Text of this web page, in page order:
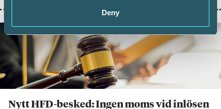
Deny
Nytt HFD-besked: Ingen moms vid inlösen